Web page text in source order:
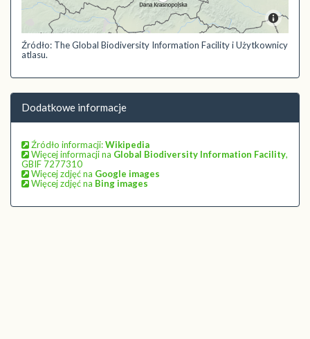
Źródło: The Global Biodiversity Information Facility i Użytkownicy
atlasu.
Dodatkowe informacje
Źródło informacji:Wikipedia
Więcej informacji na Global Biodiversity Information Facility,
GBIF 7277310
Więcej zdjęć na Google images
Więcej zdjęć na Bing images